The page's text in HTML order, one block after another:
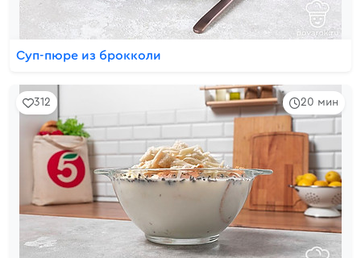
Суп-пюре из брокколи
20 мин
312